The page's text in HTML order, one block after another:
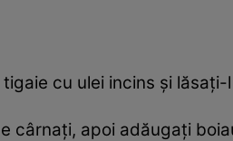
cu ulei incins şi
cârnaţi, apoi adăugaţi